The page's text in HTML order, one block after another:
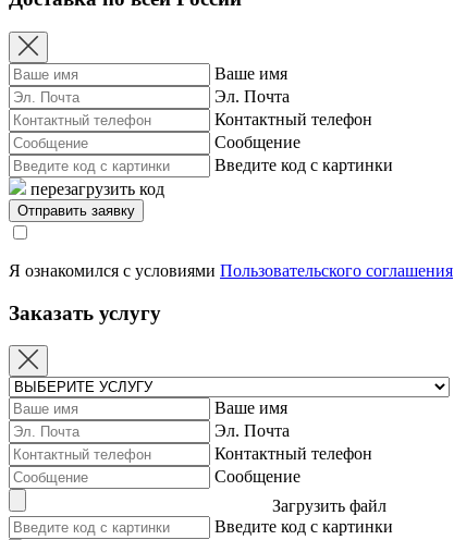
Ваше имя
Эл. Почта
Контактный телефон
Сообщение
Введите код с картинки
перезагрузить код
Я ознакомился с условиями Пользовательского соглашения
Заказать услугу
Ваше имя
Эл. Почта
Контактный телефон
Сообщение
Загрузить файл
Введите код с картинки